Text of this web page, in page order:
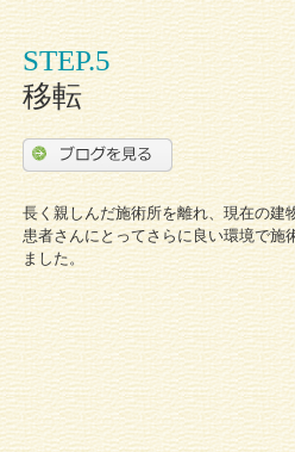
STEP.5
移転
長く親しんだ施術所を離れ、現在の建
患者さんにとってさらに良い環境で施
ました。